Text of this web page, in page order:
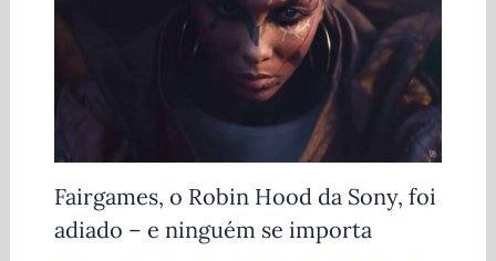
Fairgames, o Robin Hood da Sony, foi
adiado – e ninguém se importa